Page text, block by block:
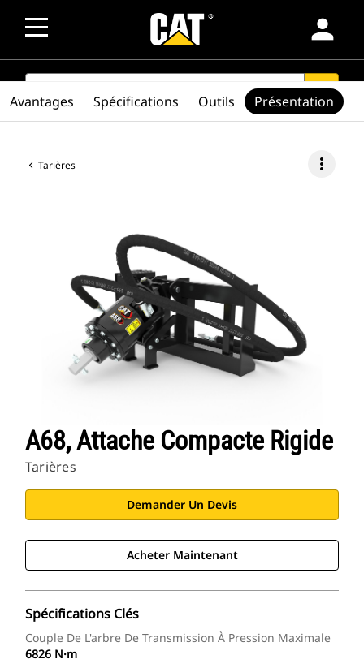
person
SEARCH search
Tarières more_vert
A68, Attache Compacte Rigide
Tarières
Demander Un Devis
Acheter Maintenant
Spécifications Clés
Couple De L'arbre De Transmission À Pression Maximale
6826 N·m
Avantages Spécifications Outils Présentation